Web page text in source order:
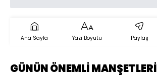
Ana Sayfa Yazı Boyutu Paylaş
GÜNÜN ÖNEMLİ MANŞETLERİ